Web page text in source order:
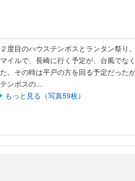
２度目のハウステンポスとランタン祭り
マイルで、長崎に行く予定が、台風でな
た。その時は平戸の方を回る予定だった
テンボスの...
もっと見る（写真59枚）